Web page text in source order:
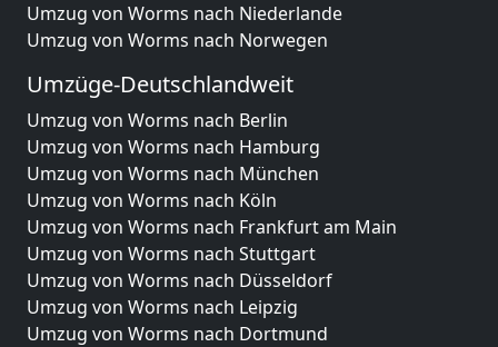
Umzug von Worms nach Niederlande
Umzug von Worms nach Norwegen
Umzüge-Deutschlandweit
Umzug von Worms nach Berlin
Umzug von Worms nach Hamburg
Umzug von Worms nach München
Umzug von Worms nach Köln
Umzug von Worms nach Frankfurt am Main
Umzug von Worms nach Stuttgart
Umzug von Worms nach Düsseldorf
Umzug von Worms nach Leipzig
Umzug von Worms nach Dortmund